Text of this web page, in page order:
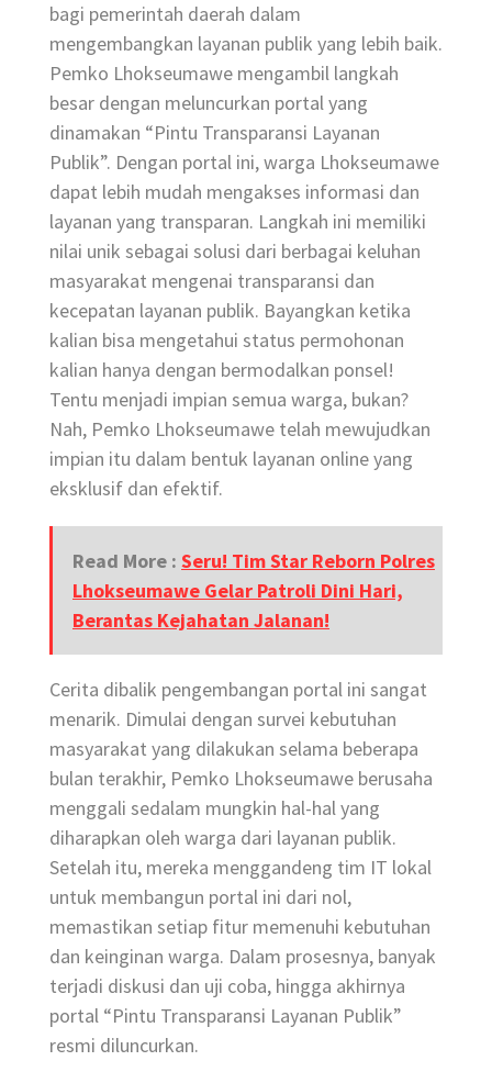
bagi pemerintah daerah dalam
mengembangkan layanan publik yang lebih baik.
Pemko Lhokseumawe mengambil langkah
besar dengan meluncurkan portal yang
dinamakan “Pintu Transparansi Layanan
Publik”. Dengan portal ini, warga Lhokseumawe
dapat lebih mudah mengakses informasi dan
layanan yang transparan. Langkah ini memiliki
nilai unik sebagai solusi dari berbagai keluhan
masyarakat mengenai transparansi dan
kecepatan layanan publik. Bayangkan ketika
kalian bisa mengetahui status permohonan
kalian hanya dengan bermodalkan ponsel!
Tentu menjadi impian semua warga, bukan?
Nah, Pemko Lhokseumawe telah mewujudkan
impian itu dalam bentuk layanan online yang
eksklusif dan efektif.
Read More : Seru! Tim Star Reborn Polres
Lhokseumawe Gelar Patroli Dini Hari,
Berantas Kejahatan Jalanan!
Cerita dibalik pengembangan portal ini sangat
menarik. Dimulai dengan survei kebutuhan
masyarakat yang dilakukan selama beberapa
bulan terakhir, Pemko Lhokseumawe berusaha
menggali sedalam mungkin hal-hal yang
diharapkan oleh warga dari layanan publik.
Setelah itu, mereka menggandeng tim IT lokal
untuk membangun portal ini dari nol,
memastikan setiap fitur memenuhi kebutuhan
dan keinginan warga. Dalam prosesnya, banyak
terjadi diskusi dan uji coba, hingga akhirnya
portal “Pintu Transparansi Layanan Publik”
resmi diluncurkan.